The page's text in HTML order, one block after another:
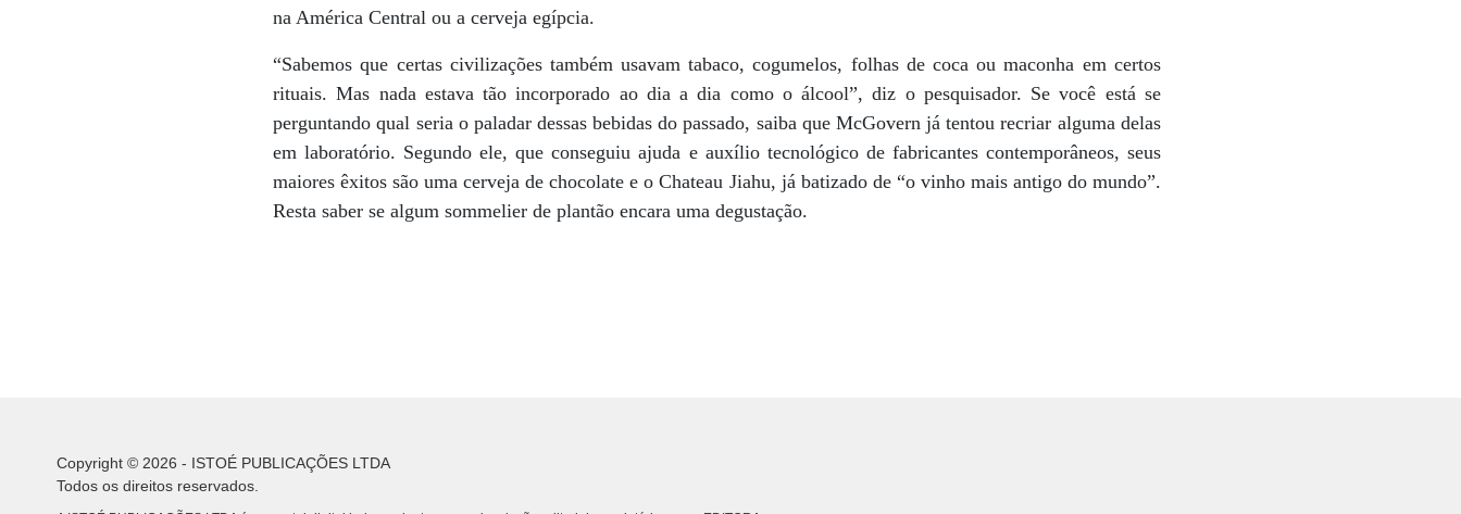
na América Central ou a cerveja egípcia.
“Sabemos que certas civilizações também usavam tabaco, cogumelos, folhas de coca ou maconha em certos
rituais. Mas nada estava tão incorporado ao dia a dia como o álcool”, diz o pesquisador. Se você está se
perguntando qual seria o paladar dessas bebidas do passado, saiba que McGovern já tentou recriar alguma delas
em laboratório. Segundo ele, que conseguiu ajuda e auxílio tecnológico de fabricantes contemporâneos, seus
maiores êxitos são uma cerveja de chocolate e o Chateau Jiahu, já batizado de “o vinho mais antigo do mundo”.
Resta saber se algum sommelier de plantão encara uma degustação.
Copyright © 2026 - ISTOÉ PUBLICAÇÕES LTDA
Todos os direitos reservados.